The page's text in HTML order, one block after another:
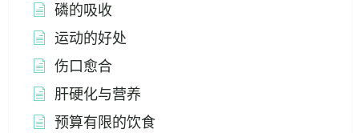
磷的吸收
运动的好处
伤口愈合
肝硬化与营养
预算有限的饮食